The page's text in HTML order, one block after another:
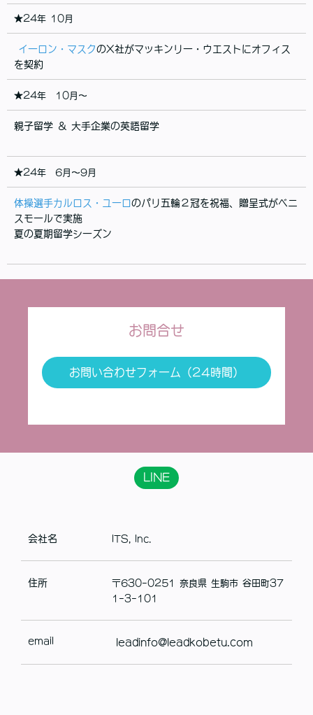
★24年 10月
イーロン・マスクのX社がマッキンリー・ウエストにオフィス
を契約
★24年 10月〜
親子留学 ＆ 大手企業の英語留学
★24年 6月〜9月
体操選手カルロス・ユーロ のパリ五輪２冠を祝福、贈呈式がベニ
スモールで実施
夏の夏期留学シーズン
お問合せ
お問い合わせフォーム（24時間）
LINE
会社名 ITS, Inc.
住所
〒630-0251 奈良県 生駒市 谷田町37
1-3-101
email leadinfo@leadkobetu.com